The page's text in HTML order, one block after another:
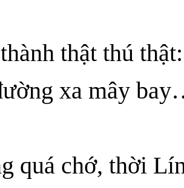
thật thú
xa mây
quá chớ, thời